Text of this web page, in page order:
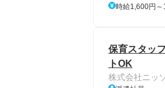
時給1,600円～
保育スタッ
トOK
株式会社ニッ